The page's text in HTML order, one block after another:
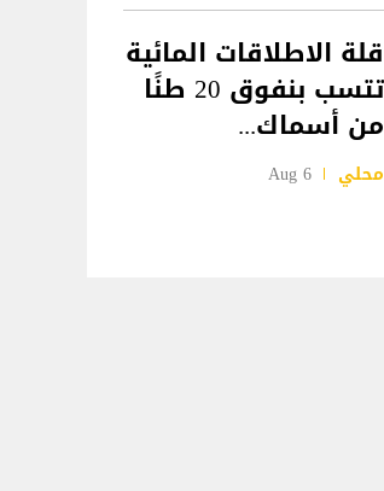
قلة الاطلاقات المائية
تتسب بنفوق 20 طنًا
من أسماك...
محلي 6 Aug